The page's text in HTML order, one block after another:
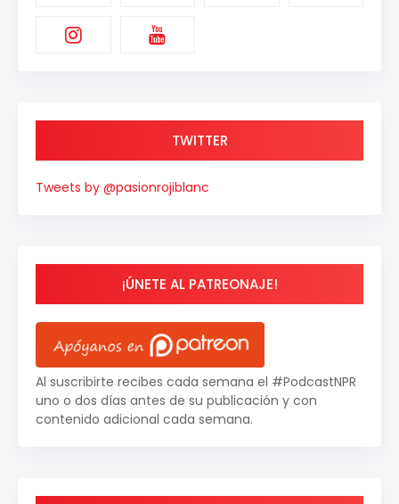
TWITTER
Tweets by @pasionrojiblanc
¡ÚNETE AL PATREONAJE!
Al suscribirte recibes cada semana el #PodcastNPR
uno o dos días antes de su publicación y con
contenido adicional cada semana.